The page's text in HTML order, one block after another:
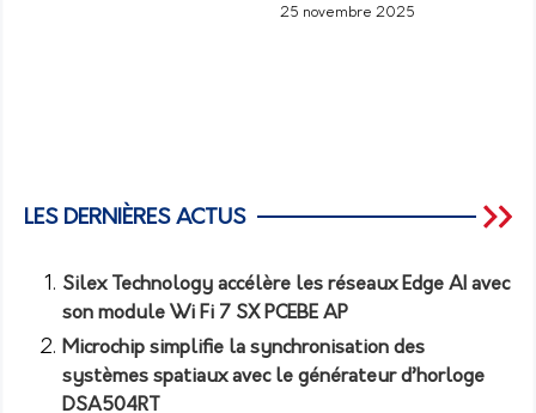
25 novembre 2025
LES DERNIÈRES ACTUS
Silex Technology accélère les réseaux Edge AI avec
son module Wi Fi 7 SX PCEBE AP
Microchip simplifie la synchronisation des
systèmes spatiaux avec le générateur d’horloge
DSA504RT